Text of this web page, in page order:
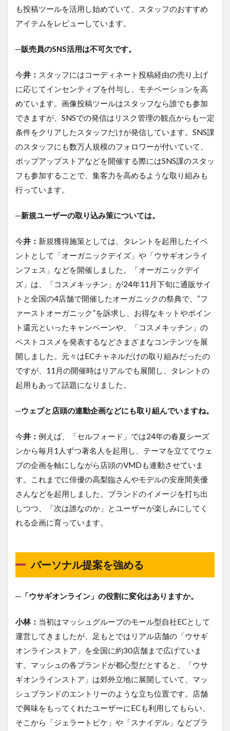
も投稿ツールを活用し始めていて、スタッフのおすすめ
アイテムをレビューしています。
─販売員のSNS活用は不可欠です。
今井： スタッフにはコーディネート投稿経由の売り上げ
に応じてインセンティブを付与し、モチベーションを高
めています。画像投稿ツールはスタッフなら誰でも参加
できますが、SNSでの発信はリスク管理の観点からも一定
条件をクリアしたスタッフだけが発信しています。SNS課
のスタッフにも数万人規模のフォロワーが付いていて、
ポップアップストアなどを開催する際にはSNS課のスタッ
フも参加することで、集客力を高めるような取り組みも
行っています。
─新規ユーザーの取り込み策については。
今井： 新規獲得施策としては、タレントを起用したイベ
ントとして「オーガニックデイズ」や「ウサギオンライ
ンフェス」などを開催しました。「オーガニックデイ
ズ」は、「コスメキッチン」が24年11月下旬に通販サイ
トと全国の4店舗で開催したオーガニックの祭典で、“フ
ァーストオーガニック”を訴求し、お得なキットやポイン
ト還元といったキャンペーンや、「コスメキッチン」の
ベストコスメを発表するなどさまざまなコンテンツを展
開しました。元々はECチャネルだけの取り組みだったの
ですが、11月の開催時はリアルでも展開し、タレントの
起用もあって話題になりました。
─ウェブと店頭の連動企画などにも取り組んでいますね。
今井： 例えば、「セルフォード」では24年の春夏シーズ
ンから毎月1人ずつ著名人を起用し、テーマを立ててウェ
ブの企画を軸にしながら店頭のVMDも連動させていま
す。これまでに俳優の高梨臨さんやモデルの安座間美優
さんなどを起用しました。ブランドのイメージを打ち出
しつつ、「次は誰なのか」とユーザーが楽しみにしてく
れる企画に育っています。
パーソナル提案を強める
─「ウサギオンライン」の役割に変化はありますか。
小林： 当初はマッシュグループのモール型自社ECとして
運営してきましたが、足もとではリアル店舗の「ウサギ
オンラインストア」を全国に約30店舗まで広げていま
す。マッシュの各ブランドが都心型だとすると、「ウサ
ギオンラインストア」は郊外立地に展開していて、マッ
シュブランドのエントリーのような立ち位置です。店舗
で興味をもってくれたユーザーにECも利用してもらい、
そこから「ジェラートピケ」や「スナイデル」などブラ